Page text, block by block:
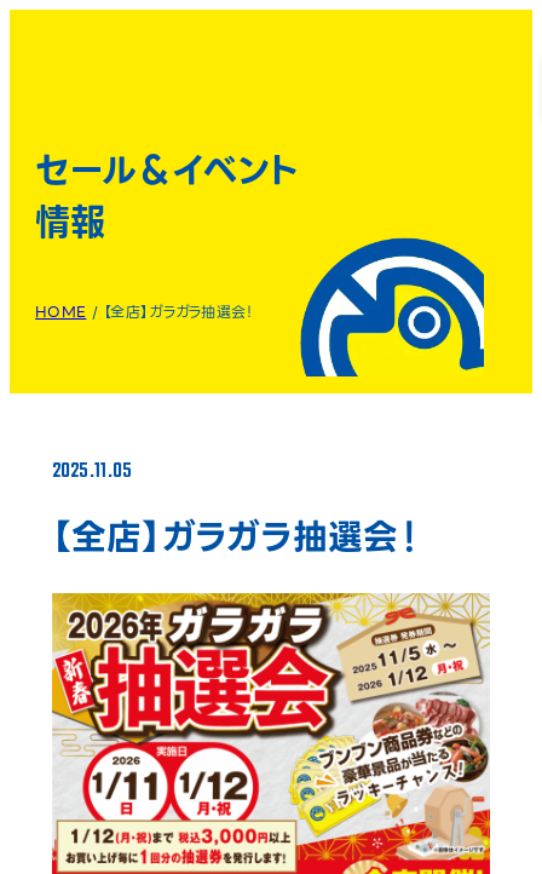
セール＆イベント
情報
HOME / 【全店】ガラガラ抽選会！
2025.11.05
【全店】ガラガラ抽選会！